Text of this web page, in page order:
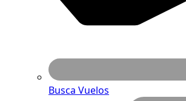
Busca Vuelos